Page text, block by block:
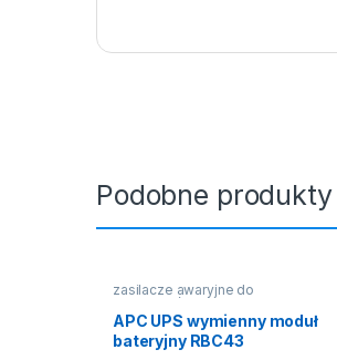
Podobne produkty
zasilacze awaryjne do
komputerów
APC UPS wymienny moduł
bateryjny RBC43